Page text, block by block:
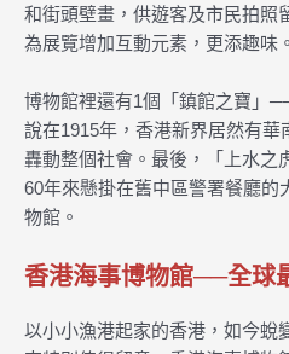
和街頭壁畫，供遊客及市民拍照
為展覽增加互動元素，更添趣味
博物館裡還有1個「鎮館之寶」
說在1915年，香港新界居然有華
轟動整個社會。最後，「上水之
60年來懸掛在舊中區警署餐廳的
物館。
香港海事博物館──全球
以小小漁港起家的香港，如今蛻